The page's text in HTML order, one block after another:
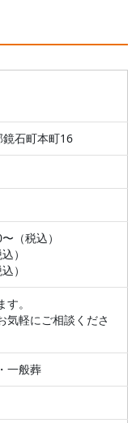
石町本町16
（税込）
）
）
。
気軽にご相談くださ
一般葬